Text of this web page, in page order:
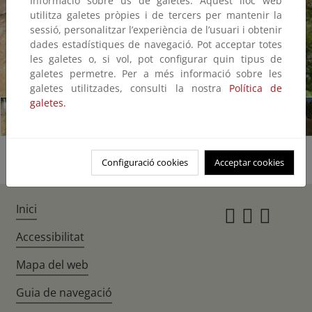
1/6
utilitza galetes pròpies i de tercers per mantenir la
sessió, personalitzar l’experiència de l’usuari i obtenir
dades estadístiques de navegació. Pot acceptar totes
les galetes o, si vol, pot configurar quin tipus de
galetes permetre. Per a més informació sobre les
galetes utilitzades, consulti la nostra Política de
galetes.
Configuració cookies Acceptar cookies
Inici
Accessibilitat
Mapa del web
Guia de navegació